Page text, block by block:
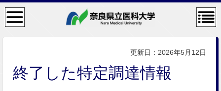
検
索・
メニ
コン
テン
ニュ
ー
更新日：2026年5月12日
終了した特定調達情報